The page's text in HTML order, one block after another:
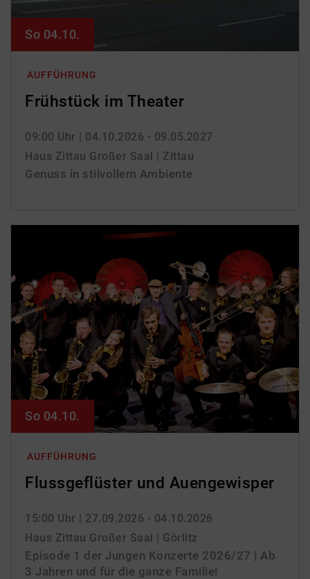
AUFFÜHRUNG
Frühstück im Theater
09:00 Uhr | 04.10.2026 - 09.05.2027
Haus Zittau Großer Saal | Zittau
Genuss in stilvollem Ambiente
So 04.10.
AUFFÜHRUNG
Flussgeflüster und Auengewisper
15:00 Uhr | 27.09.2026 - 04.10.2026
Haus Zittau Großer Saal | Görlitz
Episode 1 der Jungen Konzerte 2026/­27 | Ab
3 Jahren und für die ganze Familie!
So 04.10.